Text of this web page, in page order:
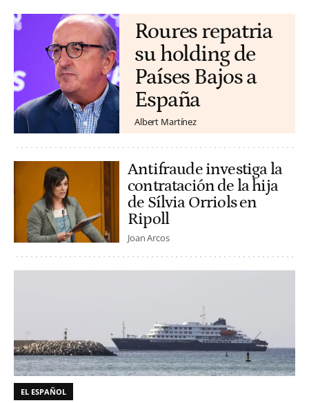
Roures repatria
su holding de
Países Bajos a
España
Albert Martínez
Antifraude investiga la
contratación de la hija
de Sílvia Orriols en
Ripoll
Joan Arcos
EL ESPAÑOL